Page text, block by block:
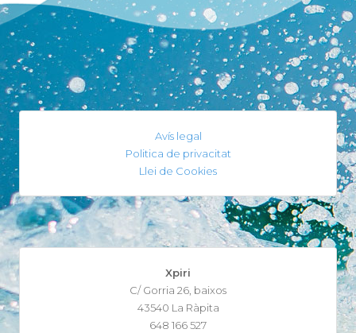
Avís legal
Politica de privacitat
Llei de Cookies
Xpiri
C/ Gorria 26, baixos
43540 La Ràpita
648 166 527